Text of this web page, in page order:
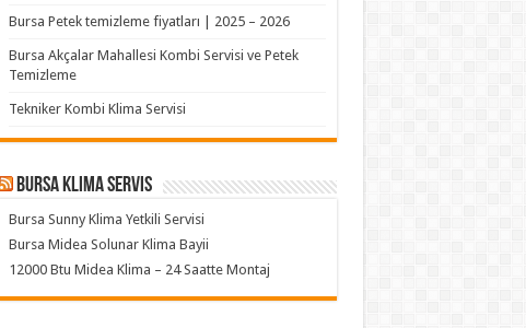
Bursa Petek temizleme fiyatları | 2025 – 2026
Bursa Akçalar Mahallesi Kombi Servisi ve Petek
Temizleme
Tekniker Kombi Klima Servisi
Bursa klima servis
Bursa Sunny Klima Yetkili Servisi
Bursa Midea Solunar Klima Bayii
12000 Btu Midea Klima – 24 Saatte Montaj